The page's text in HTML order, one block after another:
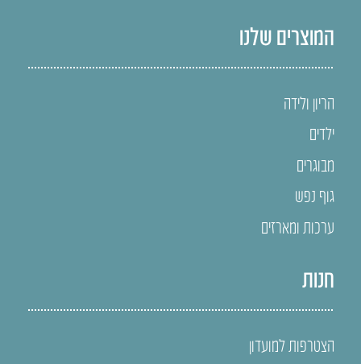
המוצרים שלנו
הריון ולידה
ילדים
מבוגרים
גוף נפש
ערכות ומארזים
חנות
הצטרפות למועדון